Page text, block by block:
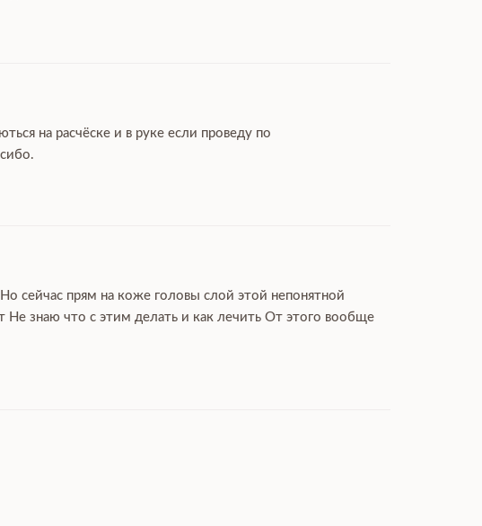
на расчёске и в руке если проведу по
сейчас прям на коже головы слой этой непонятной
знаю что с этим делать и как лечить От этого вообще